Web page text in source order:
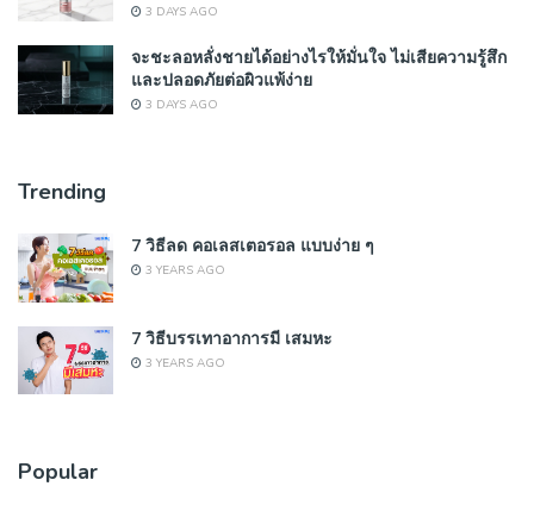
3 DAYS AGO
จะชะลอหลั่งชายได้อย่างไรให้มั่นใจ ไม่เสียความรู้สึก
และปลอดภัยต่อผิวแพ้ง่าย
3 DAYS AGO
Trending
7 วิธีลด คอเลสเตอรอล แบบง่าย ๆ
3 YEARS AGO
7 วิธีบรรเทาอาการมี เสมหะ
3 YEARS AGO
Popular